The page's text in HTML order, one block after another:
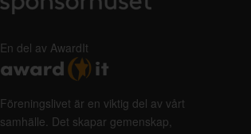
En del av AwardIt
Föreningslivet är en viktig del av vårt
samhälle. Det skapar gemenskap,